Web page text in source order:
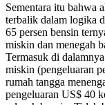
Sementara itu bahwa
terbalik dalam logika
65 persen bensin
miskin dan menegah
Termasuk di
miskin (pengeluaran
rumah tangga
pengeluaran US$ 40